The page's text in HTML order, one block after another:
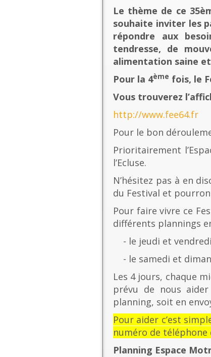
Le thème de ce
souhaite inviter les
répondre aux
tendresse, de
alimentation saine
Pour la 4ème fois, le
Vous trouverez
http://www.fee64.fr
Pour le bon
Prioritairement
l’Ecluse.
N’hésitez pas à en
du Festival et
Pour faire vivre ce
différents plannings
- le jeudi et
- le samedi et
Les 4 jours, chaque
prévu de nous
planning, soit en
Pour aider c’est
numéro de téléphone
Planning Espace